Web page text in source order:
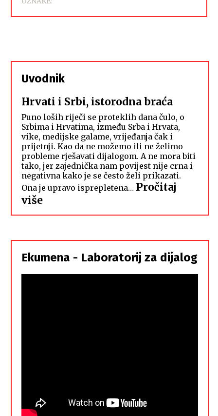
Uvodnik
Hrvati i Srbi, istorodna braća
Puno loših riječi se proteklih dana čulo, o
Srbima i Hrvatima, između Srba i Hrvata,
vike, medijske galame, vrijeđanja čak i
prijetnji. Kao da ne možemo ili ne želimo
probleme rješavati dijalogom. A ne mora biti
tako, jer zajednička nam povijest nije crna i
negativna kako je se često želi prikazati.
Ona je upravo isprepletena… Pročitaj
više:
Hrvati
Srbi,
istorodna
braća
Ekumena - Laboratorij za dijalog